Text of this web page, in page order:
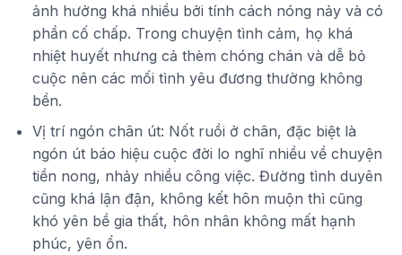
ảnh hưởng khá nhiều bởi tính cách nóng nảy và có
phần cố chấp. Trong chuyện tình cảm, họ khá
nhiệt huyết nhưng cả thèm chóng chán và dễ bỏ
cuộc nên các mối tình yêu đương thường không
bền.
Vị trí ngón chân út: Nốt ruồi ở chân, đặc biệt là
ngón út báo hiệu cuộc đời lo nghĩ nhiều về chuyện
tiền nong, nhảy nhiều công việc. Đường tình duyên
cũng khá lận đận, không kết hôn muộn thì cũng
khó yên bề gia thất, hôn nhân không mất hạnh
phúc, yên ổn.